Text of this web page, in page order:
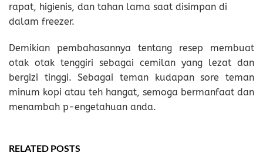
rapat, higienis, dan tahan lama saat disimpan di
dalam freezer.
Demikian pembahasannya tentang resep membuat
otak otak tenggiri sebagai cemilan yang lezat dan
bergizi tinggi. Sebagai teman kudapan sore teman
minum kopi atau teh hangat, semoga bermanfaat dan
menambah p-engetahuan anda.
RELATED POSTS